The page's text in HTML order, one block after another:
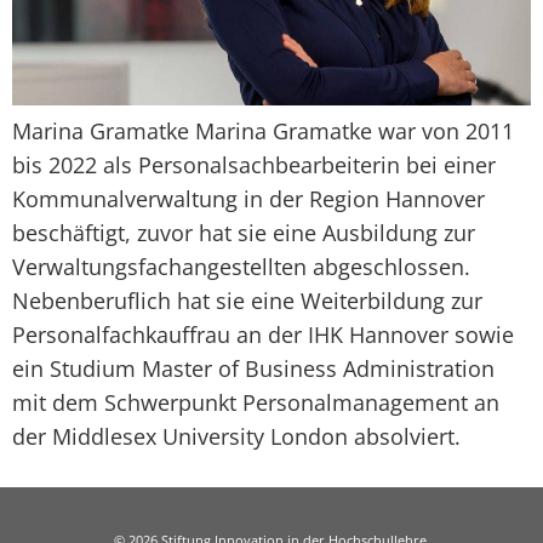
Marina Gramatke Marina Gramatke war von 2011
bis 2022 als Personalsachbearbeiterin bei einer
Kommunalverwaltung in der Region Hannover
beschäftigt, zuvor hat sie eine Ausbildung zur
Verwaltungsfachangestellten abgeschlossen.
Nebenberuflich hat sie eine Weiterbildung zur
Personalfachkauffrau an der IHK Hannover sowie
ein Studium Master of Business Administration
mit dem Schwerpunkt Personalmanagement an
der Middlesex University London absolviert.